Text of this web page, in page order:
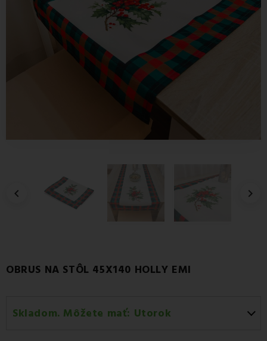
 
OBRUS NA STÔL 45X140 HOLLY EMI
Skladom. Môžete mať: Utorok